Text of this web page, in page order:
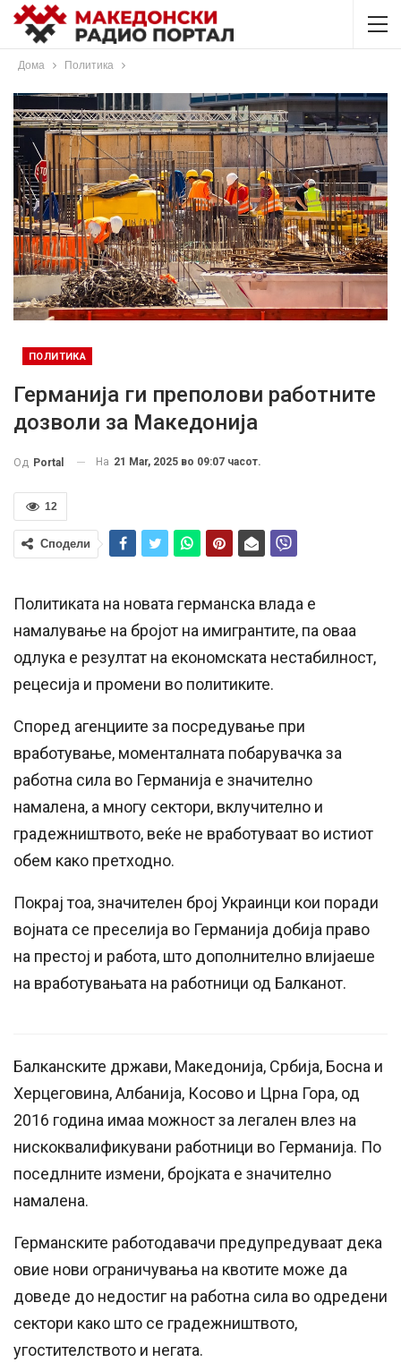
Дома Политика
ПОЛИТИКА
Германија ги преполови работните
дозволи за Македонија
Од Portal На 21 Mar, 2025 во 09:07 часот.
12
Сподели
Политиката на новата германска влада е
намалување на бројот на имигрантите, па оваа
одлука е резултат на економската нестабилност,
рецесија и промени во политиките.
Според агенциите за посредување при
вработување, моменталната побарувачка за
работна сила во Германија е значително
намалена, а многу сектори, вклучително и
градежништвото, веќе не вработуваат во истиот
обем како претходно.
Покрај тоа, значителен број Украинци кои поради
војната се преселија во Германија добија право
на престој и работа, што дополнително влијаеше
на вработувањата на работници од Балканот.
Балканските држави, Македонија, Србија, Босна и
Херцеговина, Албанија, Косово и Црна Гора, од
2016 година имаа можност за легален влез на
нискоквалификувани работници во Германија. По
поседлните измени, бројката е значително
намалена.
Германските работодавачи предупредуваат дека
овие нови ограничувања на квотите може да
доведе до недостиг на работна сила во одредени
сектори како што се градежништвото,
угостителството и негата.